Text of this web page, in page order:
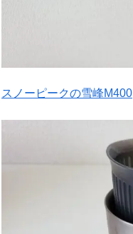
スノーピークの雪峰M400